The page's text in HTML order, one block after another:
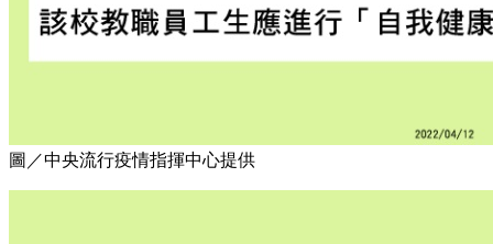
圖／中央流行疫情指揮中心提供